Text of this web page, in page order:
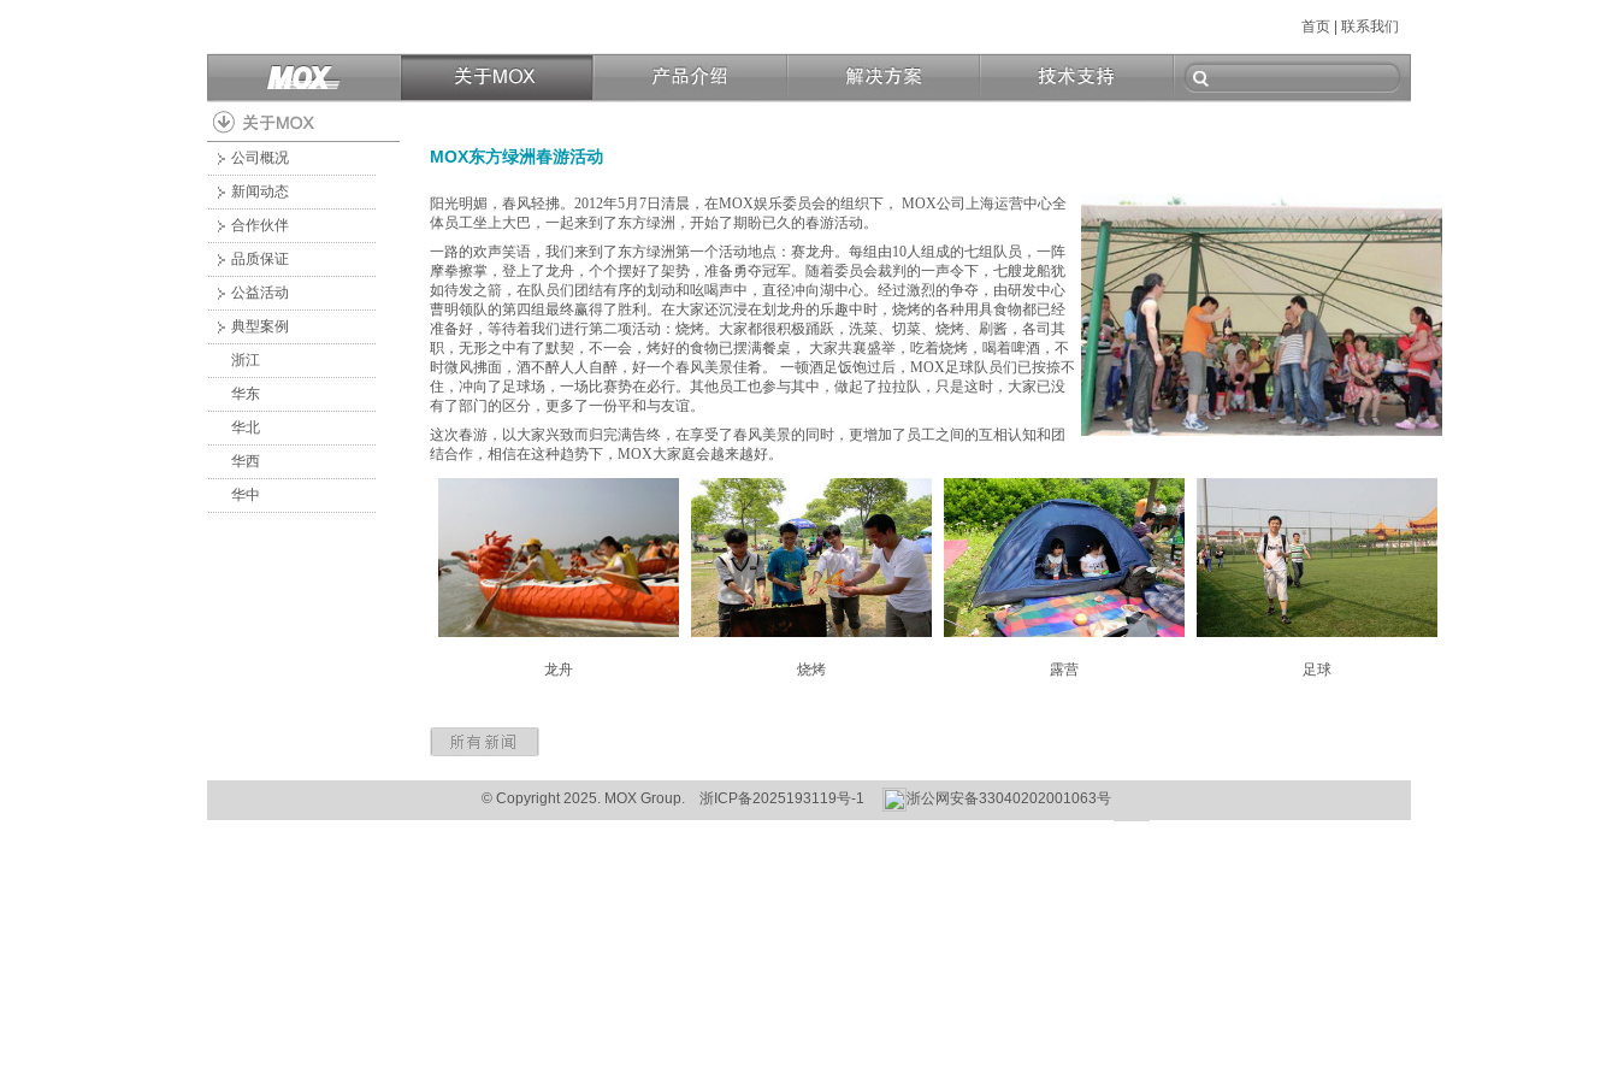
首页 联系我们
公司概况
新闻动态
合作伙伴
品质保证
公益活动
典型案例
浙江
华东
华北
华西
华中
MOX东方绿洲春游活动
阳光明媚，春风轻拂。2012年5月7日清晨，在MOX娱乐委员会的组织下， MOX公司上海运营中心全
体员工坐上大巴，一起来到了东方绿洲，开始了期盼已久的春游活动。
一路的欢声笑语，我们来到了东方绿洲第一个活动地点：赛龙舟。每组由10人组成的七组队员，一阵
摩拳擦掌，登上了龙舟，个个摆好了架势，准备勇夺冠军。随着委员会裁判的一声令下，七艘龙船犹
如待发之箭，在队员们团结有序的划动和吆喝声中，直径冲向湖中心。经过激烈的争夺，由研发中心
曹明领队的第四组最终赢得了胜利。在大家还沉浸在划龙舟的乐趣中时，烧烤的各种用具食物都已经
准备好，等待着我们进行第二项活动：烧烤。大家都很积极踊跃，洗菜、切菜、烧烤、刷酱，各司其
职，无形之中有了默契，不一会，烤好的食物已摆满餐桌， 大家共襄盛举，吃着烧烤，喝着啤酒，不
时微风拂面，酒不醉人人自醉，好一个春风美景佳肴。 一顿酒足饭饱过后，MOX足球队员们已按捺不
住，冲向了足球场，一场比赛势在必行。其他员工也参与其中，做起了拉拉队，只是这时，大家已没
有了部门的区分，更多了一份平和与友谊。
这次春游，以大家兴致而归完满告终，在享受了春风美景的同时，更增加了员工之间的互相认知和团
结合作，相信在这种趋势下，MOX大家庭会越来越好。
龙舟 烧烤 露营 足球
© Copyright 2025. MOX Group. 浙ICP备2025193119号-1 浙公网安备33040202001063号